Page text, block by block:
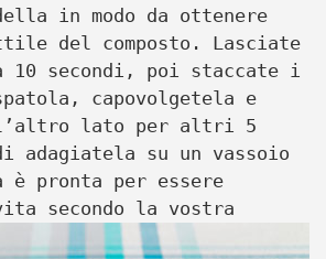
in modo da ottenere
del composto. Lasciate
10 secondi, poi staccate i
capovolgetela e
lato per altri 5
adagiatela su un vassoio
pronta per essere
secondo la vostra